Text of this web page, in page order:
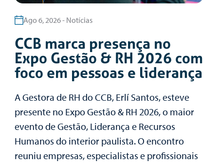
Ago 6, 2026 - Notícias
CCB marca presença no
Expo Gestão & RH 2026 com
foco em pessoas e liderança
A Gestora de RH do CCB, Erlí Santos, esteve
presente no Expo Gestão & RH 2026, o maior
evento de Gestão, Liderança e Recursos
Humanos do interior paulista. O encontro
reuniu empresas, especialistas e profissionais